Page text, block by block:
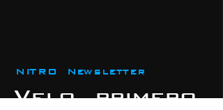
NITRO Newsletter
Velo primero